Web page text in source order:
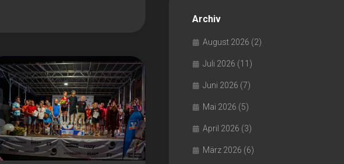
Archiv
August 2026 (2)
Juli 2026 (11)
Juni 2026 (7)
Mai 2026 (5)
April 2026 (3)
März 2026 (6)